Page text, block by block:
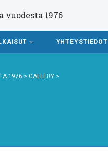
1976
YHTEYSTIEDOT
1976 > GALLERY >